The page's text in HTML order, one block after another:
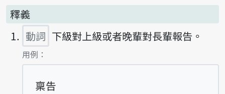
釋義
動詞 下級對上級或者晚輩對長輩報告。
第1項釋義的
用例：
稟告